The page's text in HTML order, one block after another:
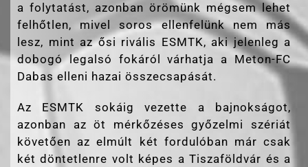
a folytatást, azonban örömünk mégsem lehet
felhőtlen, mivel soros ellenfelünk nem más
lesz, mint az ősi rivális ESMTK, aki jelenleg a
dobogó legalsó fokáról várhatja a Meton-FC
Dabas elleni hazai összecsapását.
Az ESMTK sokáig vezette a bajnokságot,
azonban az öt mérkőzéses győzelmi szériát
követően az elmúlt két fordulóban már csak
két döntetlenre volt képes a Tiszaföldvár és a